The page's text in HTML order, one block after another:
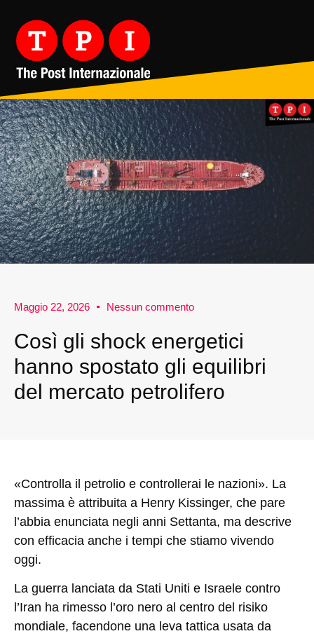
Maggio 22, 2026 Nessun commento
Così gli shock energetici
hanno spostato gli equilibri
del mercato petrolifero
«Controlla il petrolio e controllerai le nazioni». La
massima è attribuita a Henry Kissinger, che pare
l’abbia enunciata negli anni Settanta, ma descrive
con efficacia anche i tempi che stiamo vivendo
oggi.
La guerra lanciata da Stati Uniti e Israele contro
l’Iran ha rimesso l’oro nero al centro del risiko
mondiale, facendone una leva tattica usata da